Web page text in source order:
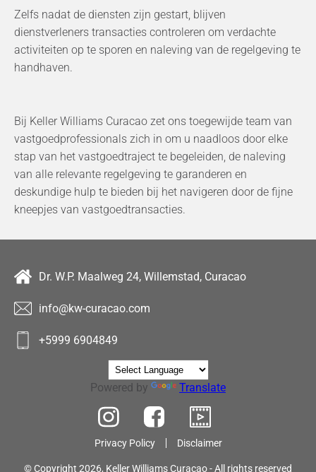
Zelfs nadat de diensten zijn gestart, blijven
dienstverleners transacties controleren om verdachte
activiteiten op te sporen en naleving van de regelgeving te
handhaven.
Bij Keller Williams Curacao zet ons toegewijde team van
vastgoedprofessionals zich in om u naadloos door elke
stap van het vastgoedtraject te begeleiden, de naleving
van alle relevante regelgeving te garanderen en
deskundige hulp te bieden bij het navigeren door de fijne
kneepjes van vastgoedtransacties.
Dr. W.P. Maalweg 24, Willemstad, Curacao
info@kw-curacao.com
+5999 6904849
Powered by Translate
Privacy Policy Disclaimer
© Copyright 2026, Keller Williams Curacao - All rights reserved